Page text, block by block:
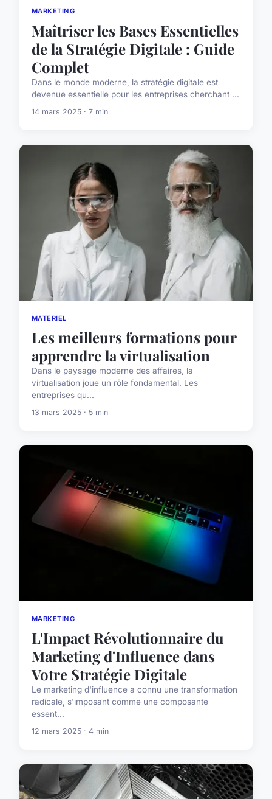
MARKETING
Maîtriser les Bases Essentielles
de la Stratégie Digitale : Guide
Complet
Dans le monde moderne, la stratégie digitale est
devenue essentielle pour les entreprises cherchant ...
14 mars 2025 · 7 min
MATERIEL
Les meilleurs formations pour
apprendre la virtualisation
Dans le paysage moderne des affaires, la
virtualisation joue un rôle fondamental. Les
entreprises qu...
13 mars 2025 · 5 min
MARKETING
L'Impact Révolutionnaire du
Marketing d'Influence dans
Votre Stratégie Digitale
Le marketing d'influence a connu une transformation
radicale, s'imposant comme une composante
essent...
12 mars 2025 · 4 min